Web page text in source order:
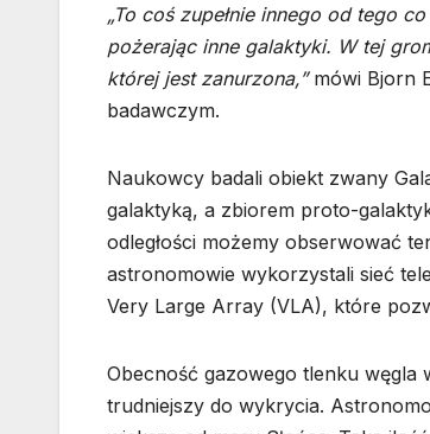
„To coś zupełnie innego od tego
pożerając inne galaktyki. W tej
której jest zanurzona,”mówi Bjorn
badawczym.
Naukowcy badali obiekt zwany
galaktyką, a zbiorem proto-
odległości możemy obserwować
astronomowie wykorzystali sieć
Very Large Array (VLA), które
Obecność gazowego tlenku węgla
trudniejszy do wykrycia.